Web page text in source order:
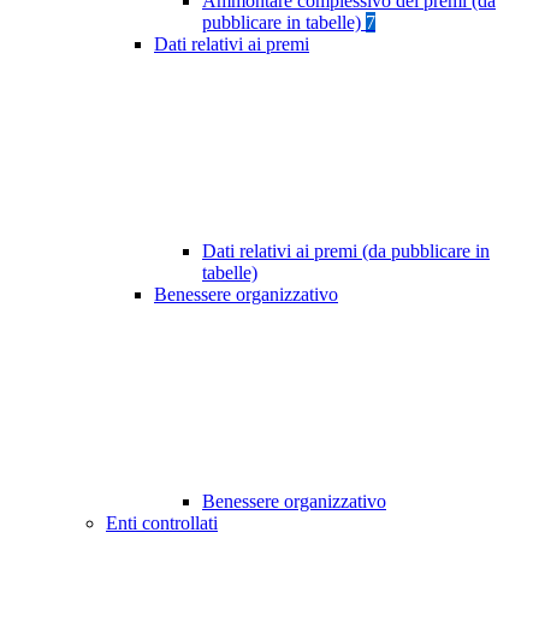
pubblicare in tabelle) 7
Dati relativi ai premi
Dati relativi ai premi (da pubblicare in
tabelle)
Benessere organizzativo
Benessere organizzativo
Enti controllati